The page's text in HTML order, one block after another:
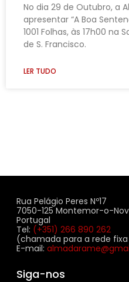
No dia 29 de Outubro, a
apresentar “A Boa
1001 Folhas, às 17h00 na
de S. Francisco.
LER TUDO
Rua Pelágio Peres Nº17
7050-125 Montemor-o-
Portugal
Tel: (+351) 266 890 262
(chamada para a rede
E-mail:
Siga-nos